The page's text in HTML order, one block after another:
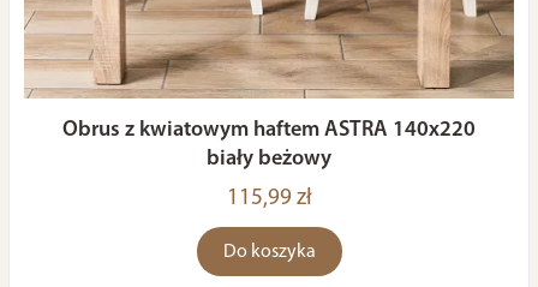
Obrus z kwiatowym haftem ASTRA 140x220
biały beżowy
115,99 zł
Do koszyka